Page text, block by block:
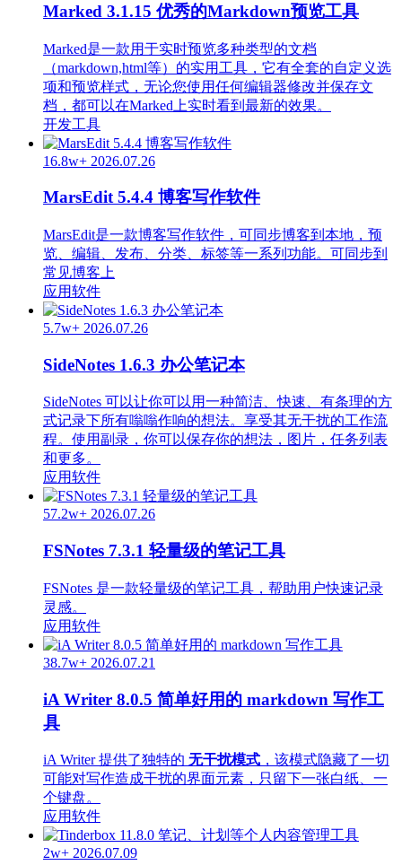
Marked 3.1.15 优秀的Markdown预览工具
Marked是一款用于实时预览多种类型的文档
（markdown,html等）的实用工具，它有全套的自定义选
项和预览样式，无论您使用任何编辑器修改并保存文
档，都可以在Marked上实时看到最新的效果。
开发工具
16.8w+ 2026.07.26
MarsEdit 5.4.4 博客写作软件
MarsEdit是一款博客写作软件，可同步博客到本地，预
览、编辑、发布、分类、标签等一系列功能。可同步到
常见博客上
应用软件
5.7w+ 2026.07.26
SideNotes 1.6.3 办公笔记本
SideNotes 可以让你可以用一种简洁、快速、有条理的方
式记录下所有嗡嗡作响的想法。享受其无干扰的工作流
程。使用副录，你可以保存你的想法，图片，任务列表
和更多。
应用软件
57.2w+ 2026.07.26
FSNotes 7.3.1 轻量级的笔记工具
FSNotes 是一款轻量级的笔记工具，帮助用户快速记录
灵感。
应用软件
38.7w+ 2026.07.21
iA Writer 8.0.5 简单好用的 markdown 写作工
具
iA Writer 提供了独特的 无干扰模式 ，该模式隐藏了一切
可能对写作造成干扰的界面元素，只留下一张白纸、一
个键盘。
应用软件
2w+ 2026.07.09